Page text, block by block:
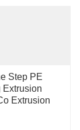
Step PE
Extrusion
Extrusion